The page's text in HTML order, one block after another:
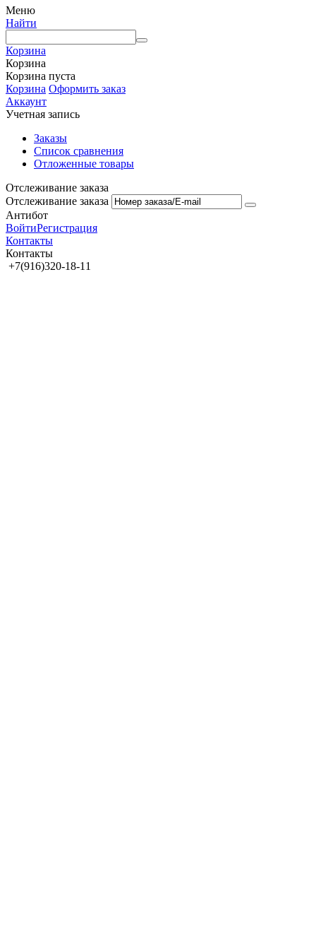
Меню
Найти
Корзина
Корзина
Корзина пуста
Корзина Оформить заказ
Аккаунт
Учетная запись
Заказы
Список сравнения
Отложенные товары
Отслеживание заказа
Отслеживание заказа
Антибот
ВойтиРегистрация
Контакты
Контакты
+7(916)320-18-11